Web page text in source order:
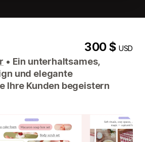
300 $USD
• Ein unterhaltsames,
und elegante
Ihre Kunden begeistern